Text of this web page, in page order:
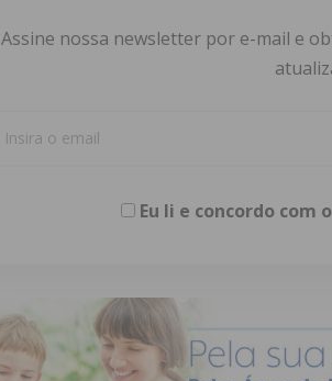
Assine nossa newsletter por e-mail e
Eu li e concordo com